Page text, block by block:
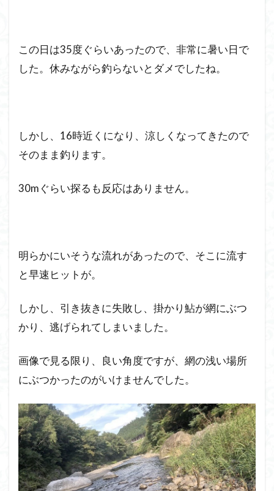
この日は35度ぐらいあったので、非常に暑い日で
した。休みながら釣らないとダメでしたね。
しかし、16時近くになり、涼しくなってきたので
そのまま釣ります。
30mぐらい探るも反応はありません。
明らかにいそうな流れがあったので、そこに流す
と早速ヒットが。
しかし、引き抜きに失敗し、掛かり鮎が網にぶつ
かり、逃げられてしまいました。
画像で見る限り、良い角度ですが、網の浅い場所
にぶつかったのがいけませんでした。